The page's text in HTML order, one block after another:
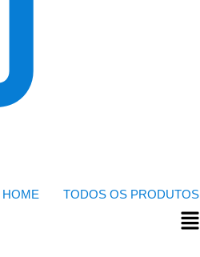
HOME TODOS OS PRODUTOS